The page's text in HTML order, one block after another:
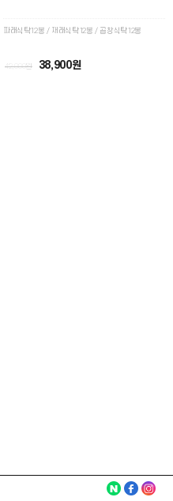
파래식탁12봉 / 재래식탁12봉 / 곱창식탁12봉
42,000원 38,900원